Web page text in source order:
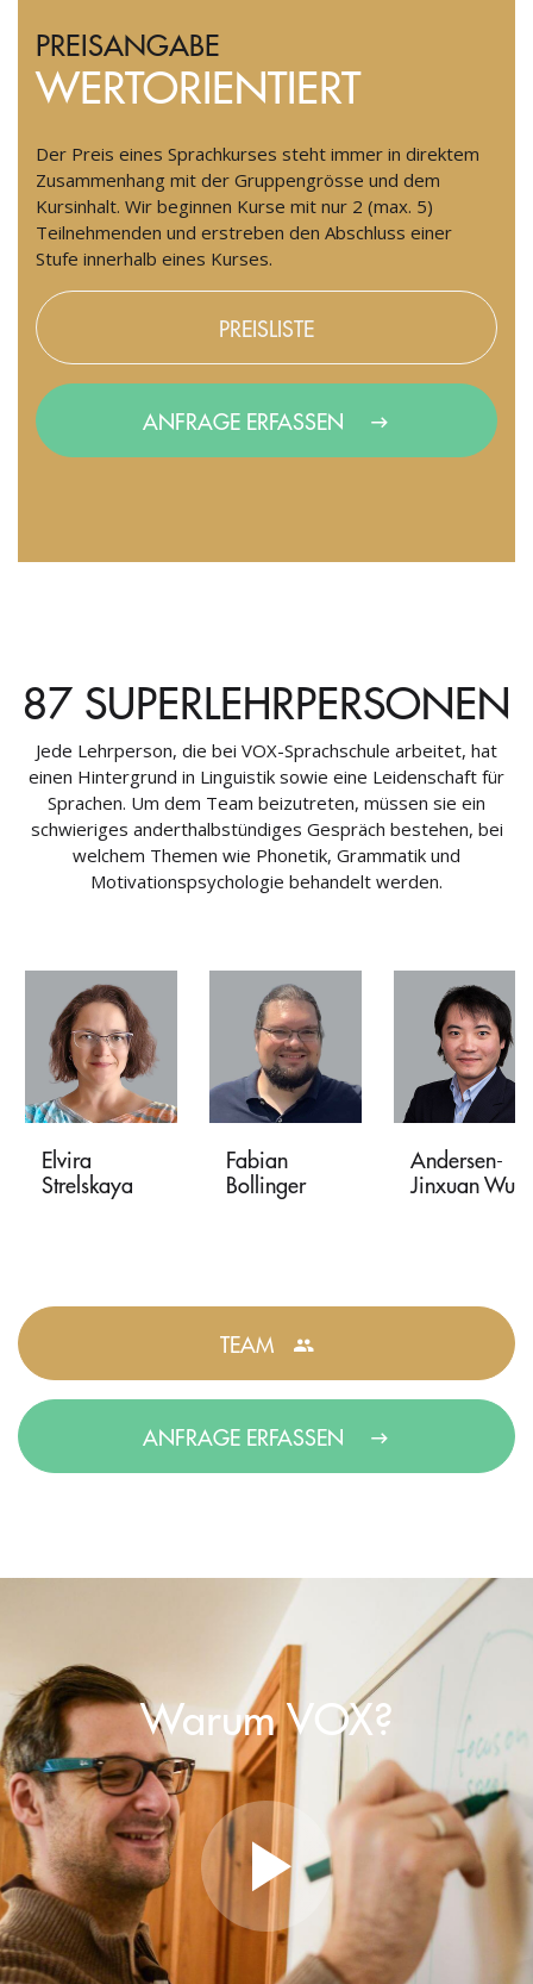
PREISANGABE
WERTORIENTIERT
Der Preis eines Sprachkurses steht immer in direktem
Zusammenhang mit der Gruppengrösse und dem
Kursinhalt. Wir beginnen Kurse mit nur 2 (max. 5)
Teilnehmenden und erstreben den Abschluss einer
Stufe innerhalb eines Kurses.
PREISLISTE
ANFRAGE ERFASSEN
87 SUPERLEHRPERSONEN
Jede Lehrperson, die bei VOX-Sprachschule arbeitet, hat
einen Hintergrund in Linguistik sowie eine Leidenschaft für
Sprachen. Um dem Team beizutreten, müssen sie ein
schwieriges anderthalbstündiges Gespräch bestehen, bei
welchem Themen wie Phonetik, Grammatik und
Motivationspsychologie behandelt werden.
Elvira
Strelskaya
Fabian
Bollinger
Andersen-
Jinxuan Wu
TEAM
ANFRAGE ERFASSEN
Warum VOX?